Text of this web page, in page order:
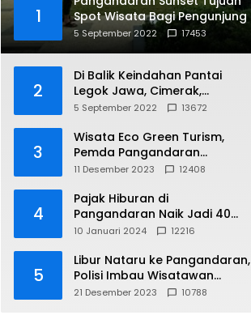
1
Spot Wisata Bagi Pengunjung
5 September 2022 17453
2
Di Balik Keindahan Pantai
Legok Jawa, Cimerak,
Pangandaran
5 September 2022 13672
3
Wisata Eco Green Turism,
Pemda Pangandaran
Gandeng PLN
11 Desember 2023 12408
4
Pajak Hiburan di
Pangandaran Naik Jadi 40
Persen
10 Januari 2024 12216
5
Libur Nataru ke Pangandaran,
Polisi Imbau Wisatawan
Gunakan Jalur Arteri
21 Desember 2023 10788